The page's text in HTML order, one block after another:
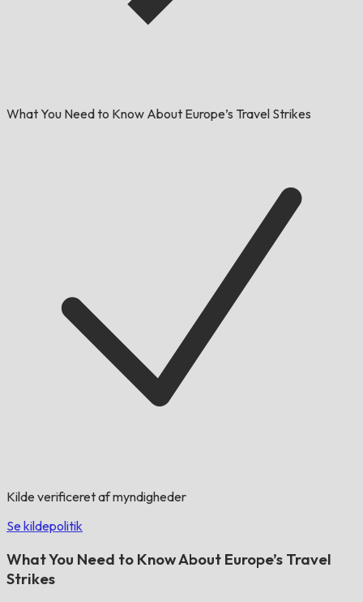
What You Need to Know About Europe’s Travel Strikes
Kilde verificeret af myndigheder
Se kildepolitik
What You Need to Know About Europe’s Travel
Strikes